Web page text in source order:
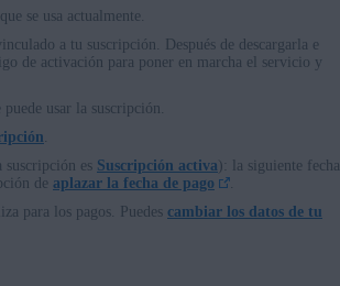
se usa actualmente.
a tu suscripción. Después de descargarla e
de activación para poner en marcha el servicio y
usar la suscripción.
suscripción es Suscripción activa ): la siguiente fecha
de aplazar la fecha de pago
para los pagos. Puedes cambiar los datos de tu